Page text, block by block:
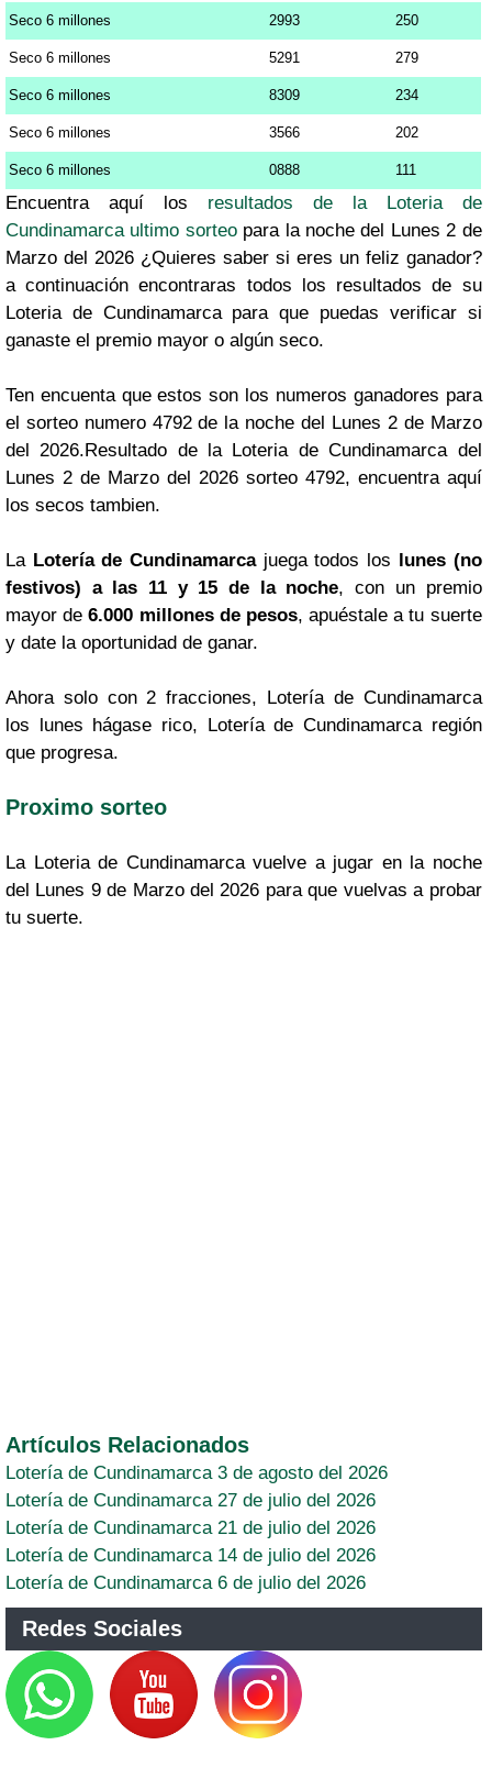
Seco 6 millones 2993 250
Seco 6 millones 5291 279
Seco 6 millones 8309 234
Seco 6 millones 3566 202
Seco 6 millones 0888 111
Encuentra aquí los resultados de la Loteria de
Cundinamarca ultimo sorteopara la noche del Lunes 2 de
Marzo del 2026 ¿Quieres saber si eres un feliz ganador?
a continuación encontraras todos los resultados de su
Loteria de Cundinamarca para que puedas verificar si
ganaste el premio mayor o algún seco.
Ten encuenta que estos son los numeros ganadores para
el sorteo numero 4792 de la noche del Lunes 2 de Marzo
del 2026.Resultado de la Loteria de Cundinamarca del
Lunes 2 de Marzo del 2026 sorteo 4792, encuentra aquí
los secos tambien.
La Lotería de Cundinamarcajuega todos los lunes (no
festivos) a las 11 y 15 de la noche, con un premio
mayor de6.000 millones de pesos, apuéstale a tu suerte
y date la oportunidad de ganar.
Ahora solo con 2 fracciones, Lotería de Cundinamarca
los lunes hágase rico, Lotería de Cundinamarca región
que progresa.
Proximo sorteo
La Loteria de Cundinamarca vuelve a jugar en la noche
del Lunes 9 de Marzo del 2026 para que vuelvas a probar
tu suerte.
Artículos Relacionados
Lotería de Cundinamarca 3 de agosto del 2026
Lotería de Cundinamarca 27 de julio del 2026
Lotería de Cundinamarca 21 de julio del 2026
Lotería de Cundinamarca 14 de julio del 2026
Lotería de Cundinamarca 6 de julio del 2026
Redes Sociales